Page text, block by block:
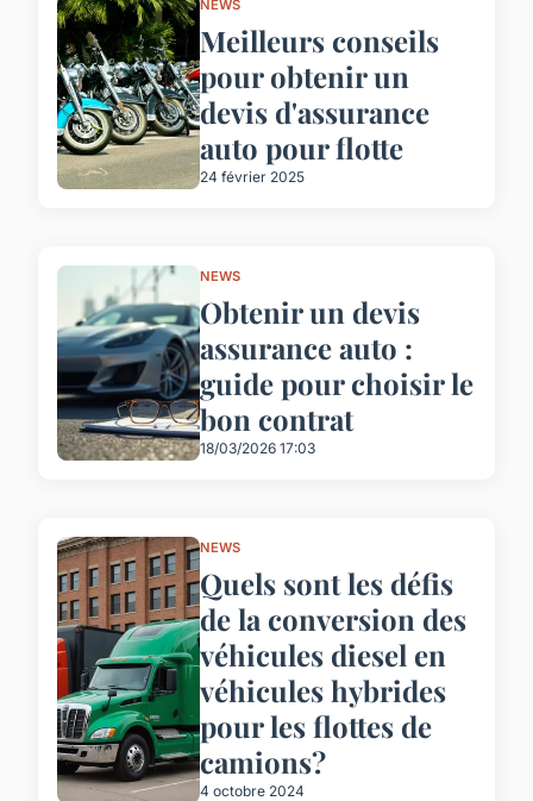
NEWS
Meilleurs conseils
pour obtenir un
devis d'assurance
auto pour flotte
24 février 2025
NEWS
Obtenir un devis
assurance auto :
guide pour choisir le
bon contrat
18/03/2026 17:03
NEWS
Quels sont les défis
de la conversion des
véhicules diesel en
véhicules hybrides
pour les flottes de
camions?
4 octobre 2024